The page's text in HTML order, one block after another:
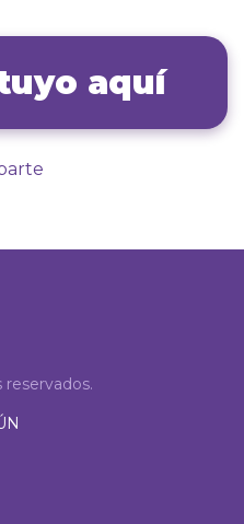
aquí
reservados.